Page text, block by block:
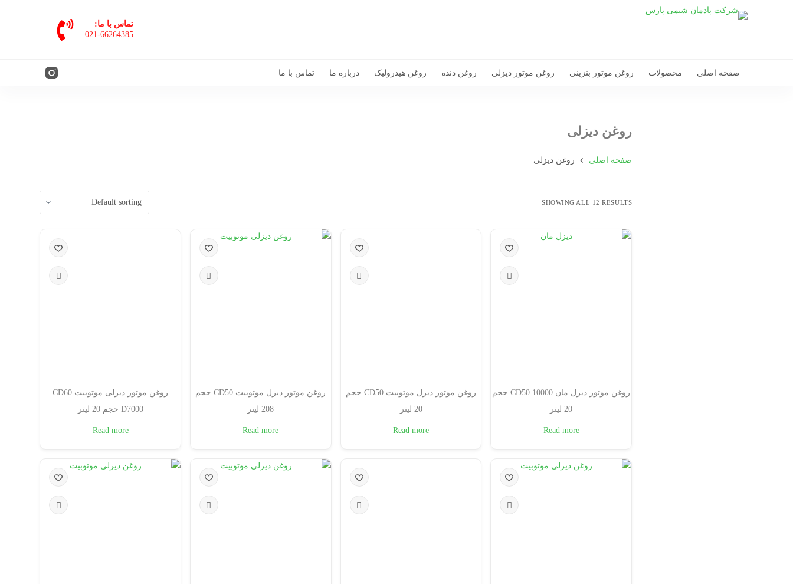
تماس با ما:
021-66264385
صفحه اصلی محصولات روغن موتور بنزینی روغن موتور دیزلی روغن دنده روغن هیدرولیک درباره ما تماس با ما
روغن دیزلی
صفحه اصلی روغن دیزلی
SHOWING ALL 12 RESULTS
روغن موتور دیزل مان 10000 CD50 حجم
20 لیتر
Read more
روغن موتور دیزل موتوبیت CD50 حجم
20 لیتر
Read more
روغن موتور دیزل موتوبیت CD50 حجم
208 لیتر
Read more
روغن موتور دیزلی موتوبیت CD60
D7000 حجم 20 لیتر
Read more